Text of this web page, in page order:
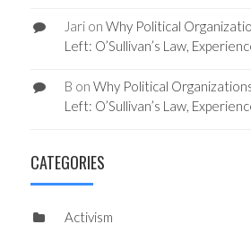
Jarion Why Political
Left: O’Sullivan’s Law,
B on Why Political
Left: O’Sullivan’s Law,
CATEGORIES
Activism